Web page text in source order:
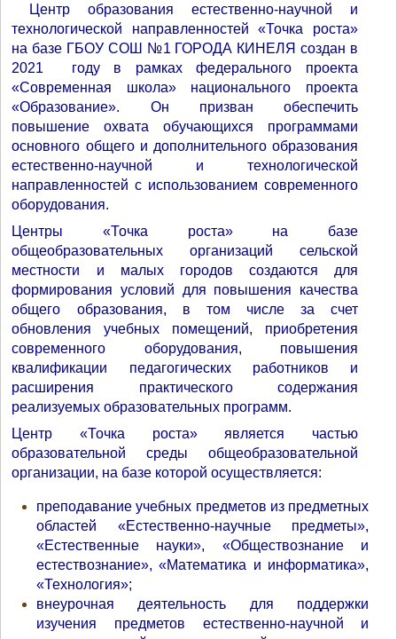
Центр образования естественно-научной и
технологической направленностей «Точка роста»
на базе ГБОУ СОШ №1 ГОРОДА КИНЕЛЯ создан в
2021 году в рамках федерального проекта
«Современная школа» национального проекта
«Образование». Он призван обеспечить
повышение охвата обучающихся программами
основного общего и дополнительного образования
естественно-научной и технологической
направленностей с использованием современного
оборудования.
Центры «Точка роста» на базе
общеобразовательных организаций сельской
местности и малых городов создаются для
формирования условий для повышения качества
общего образования, в том числе за счет
обновления учебных помещений, приобретения
современного оборудования, повышения
квалификации педагогических работников и
расширения практического содержания
реализуемых образовательных программ.
Центр «Точка роста» является частью
образовательной среды общеобразовательной
организации, на базе которой осуществляется:
преподавание учебных предметов из предметных
областей «Естественно-научные предметы»,
«Естественные науки», «Обществознание и
естествознание», «Математика и информатика»,
«Технология»;
внеурочная деятельность для поддержки
изучения предметов естественно-научной и